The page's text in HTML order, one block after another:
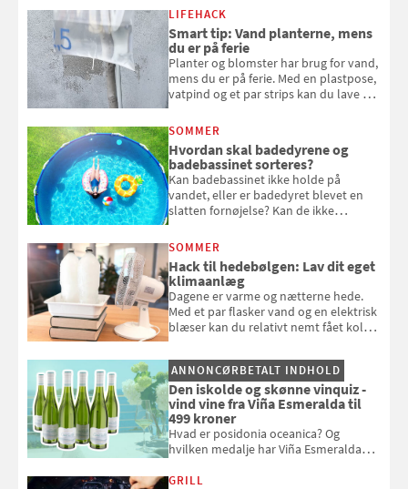
kan bruge dine hindbær i alt fra
bagværk og salater til is og syltning.
LIFEHACK
Smart tip: Vand planterne, mens
du er på ferie
Planter og blomster har brug for vand,
mens du er på ferie. Med en plastpose,
vatpind og et par strips kan du lave dit
at bede naboen om at vande eller
SOMMER
Hvordan skal badedyrene og
badebassinet sorteres?
Kan badebassinet ikke holde på
vandet, eller er badedyret blevet en
slatten fornøjelse? Kan de ikke
opmærksom, når du smider
badebassinet eller et badedyr ud
SOMMER
Hack til hedebølgen: Lav dit eget
klimaanlæg
Dagene er varme og nætterne hede.
Med et par flasker vand og en elektrisk
blæser kan du relativt nemt fået koldt
og se, hvordan du gør
ANNONCØRBETALT INDHOLD
Den iskolde og skønne vinquiz -
vind vine fra Viña Esmeralda til
499 kroner
Hvad er posidonia oceanica? Og
hvilken medalje har Viña Esmeralda
med i Samvirkes skønne vinquiz, hvor
GRILL